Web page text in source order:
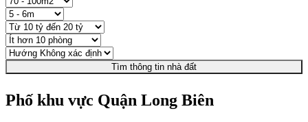
Tìm thông tin nhà đất
Phố khu vực Quận Long Biên